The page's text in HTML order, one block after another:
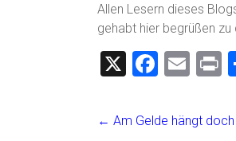
Allen Lesern dieses
gehabt hier begrüßen zu
X
F
ce
E
ai t
← Am Gelde hängt doch